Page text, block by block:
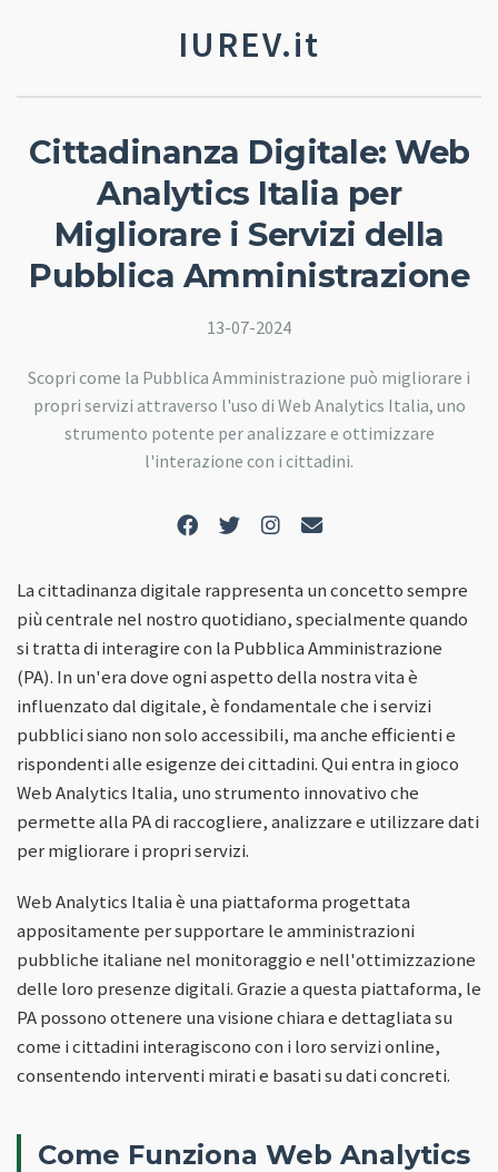
IUREV.it
Cittadinanza Digitale: Web
Analytics Italia per
Migliorare i Servizi della
Pubblica Amministrazione
13-07-2024
Scopri come la Pubblica Amministrazione può migliorare i
propri servizi attraverso l'uso di Web Analytics Italia, uno
strumento potente per analizzare e ottimizzare
l'interazione con i cittadini.
La cittadinanza digitale rappresenta un concetto sempre
più centrale nel nostro quotidiano, specialmente quando
si tratta di interagire con la Pubblica Amministrazione
(PA). In un'era dove ogni aspetto della nostra vita è
influenzato dal digitale, è fondamentale che i servizi
pubblici siano non solo accessibili, ma anche efficienti e
rispondenti alle esigenze dei cittadini. Qui entra in gioco
Web Analytics Italia, uno strumento innovativo che
permette alla PA di raccogliere, analizzare e utilizzare dati
per migliorare i propri servizi.
Web Analytics Italia è una piattaforma progettata
appositamente per supportare le amministrazioni
pubbliche italiane nel monitoraggio e nell'ottimizzazione
delle loro presenze digitali. Grazie a questa piattaforma, le
PA possono ottenere una visione chiara e dettagliata su
come i cittadini interagiscono con i loro servizi online,
consentendo interventi mirati e basati su dati concreti.
Come Funziona Web Analytics